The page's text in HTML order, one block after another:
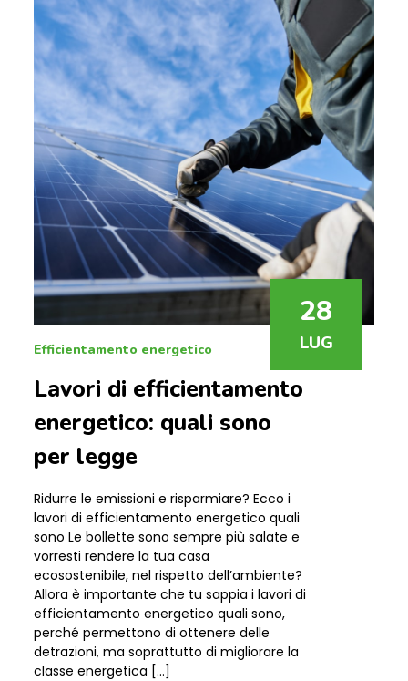
28
LUG
Efficientamento energetico
Lavori di efficientamento
energetico: quali sono
per legge
Ridurre le emissioni e risparmiare? Ecco i
lavori di efficientamento energetico quali
sono Le bollette sono sempre più salate e
vorresti rendere la tua casa
ecosostenibile, nel rispetto dell’ambiente?
Allora è importante che tu sappia i lavori di
efficientamento energetico quali sono,
perché permettono di ottenere delle
detrazioni, ma soprattutto di migliorare la
classe energetica […]